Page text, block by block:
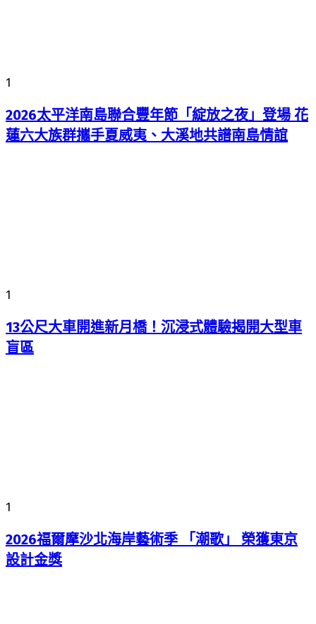
1
2026太平洋南島聯合豐年節「綻放之夜」登場 花
蓮六大族群攜手夏威夷、大溪地共譜南島情誼
1
13公尺大車開進新月橋！沉浸式體驗揭開大型車
盲區
1
2026福爾摩沙北海岸藝術季 「潮歌」 榮獲東京
設計金獎